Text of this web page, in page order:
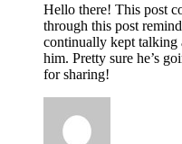
Hello there! This post
through this post
continually kept talking
him. Pretty sure he’s
for sharing!